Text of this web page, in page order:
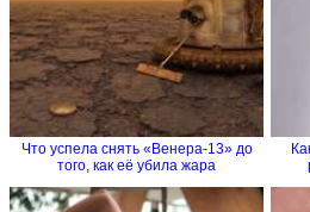
Что успела снять «Венера-13» до
того, как её убила жара